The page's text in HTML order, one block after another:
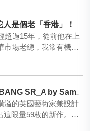
是個老「香港」！
超過15年，從前他在上
市場老總，我常有機會
Hublot 宇舶表 BIG BANG SR_A by Samuel Ross 陀飛輪碳纖維腕表
溢的英國藝術家兼設計
這限量59枚的新作。新